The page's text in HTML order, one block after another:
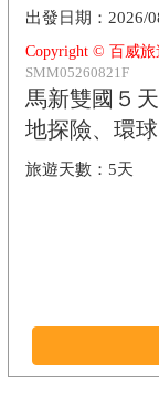
Copyright © 百威旅
SMM05260821F
馬新雙國５
地探險、環
5天
2026/